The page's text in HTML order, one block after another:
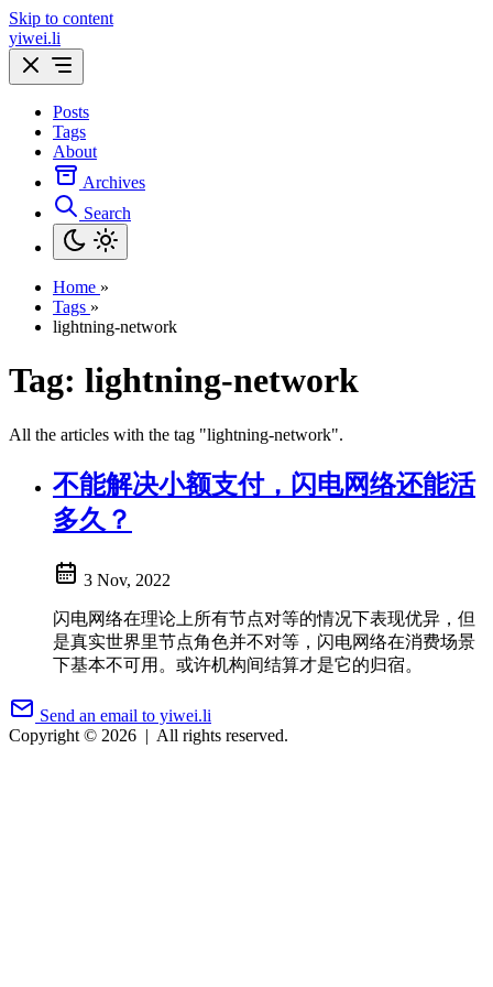
Skip to content
yiwei.li
Posts
Tags
About
Archives
Search
Home »
Tags »
lightning-network
Tag: lightning-network
All the articles with the tag "lightning-network".
不能解决小额支付，闪电网络还能活
多久？
3 Nov, 2022
闪电网络在理论上所有节点对等的情况下表现优异，但
是真实世界里节点角色并不对等，闪电网络在消费场景
下基本不可用。或许机构间结算才是它的归宿。
Send an email to yiwei.li
Copyright © 2026 | All rights reserved.